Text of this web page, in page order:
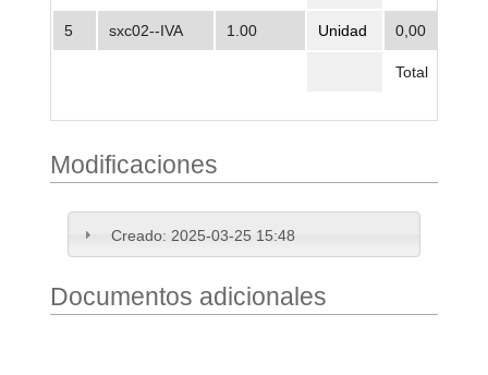
5 sxc02--IVA 1.00 Unidad 0,00
Total
Modificaciones
Creado: 2025-03-25 15:48
Documentos adicionales